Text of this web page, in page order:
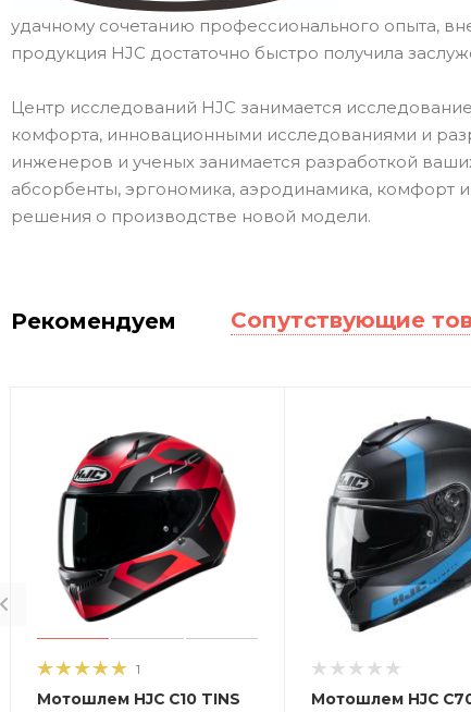
удачному сочетанию профессионального опыта,
продукция HJC достаточно быстро получила
Центр исследований HJC занимается
комфорта, инновационными исследованиями и
инженеров и ученых занимается разработкой
абсорбенты, эргономика, аэродинамика, комфорт
решения о производстве новой модели.
Рекомендуем Сопутствующие
1
Мотошлем HJC C10 TINS Мотошлем HJC